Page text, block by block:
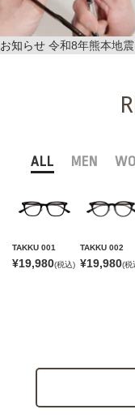
お知らせ 令和8年熊本地
ALL MEN
TAKKU 001
¥19,980(税込)
TAKKU 002
¥19,980(税